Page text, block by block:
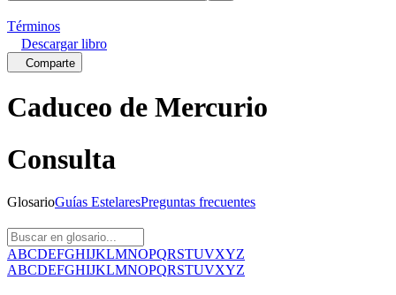
Términos
Descargarlibro
Comparte
Caduceo de Mercurio
Consulta
GlosarioGuías EstelaresPreguntas frecuentes
ABCDEFGHIJKLMNOPQRSTUVXYZ
ABCDEFGHIJKLMNOPQRSTUVXYZ